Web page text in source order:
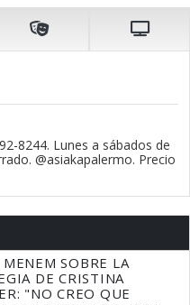
8244. Lunes a sábados de
@asiakapalermo. Precio
SOBRE LA
DE CRISTINA
"NO CREO QUE